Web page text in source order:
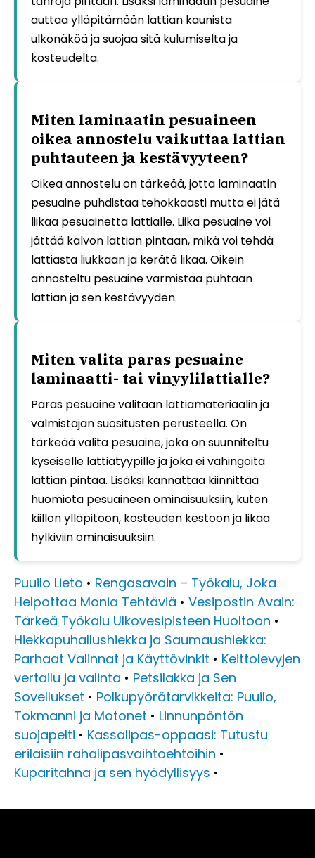
auttaa ylläpitämään lattian kaunista
ulkonäköä ja suojaa sitä kulumiselta ja
kosteudelta.
Miten laminaatin pesuaineen
oikea annostelu vaikuttaa lattian
puhtauteen ja kestävyyteen?
Oikea annostelu on tärkeää, jotta laminaatin
pesuaine puhdistaa tehokkaasti mutta ei jätä
liikaa pesuainetta lattialle. Liika pesuaine voi
jättää kalvon lattian pintaan, mikä voi tehdä
lattiasta liukkaan ja kerätä likaa. Oikein
annosteltu pesuaine varmistaa puhtaan
lattian ja sen kestävyyden.
Miten valita paras pesuaine
laminaatti- tai vinyylilattialle?
Paras pesuaine valitaan lattiamateriaalin ja
valmistajan suositusten perusteella. On
tärkeää valita pesuaine, joka on suunniteltu
kyseiselle lattiatyypille ja joka ei vahingoita
lattian pintaa. Lisäksi kannattaa kiinnittää
huomiota pesuaineen ominaisuuksiin, kuten
kiillon ylläpitoon, kosteuden kestoon ja likaa
hylkiviin ominaisuuksiin.
Puuilo Lieto • Rengasavain – Työkalu, Joka
Helpottaa Monia Tehtäviä • Vesipostin Avain:
Tärkeä Työkalu Ulkovesipisteen Huoltoon •
Hiekkapuhallushiekka ja Saumaushiekka:
Parhaat Valinnat ja Käyttövinkit • Keittolevyjen
vertailu ja valinta • Petsilakka ja Sen
Sovellukset • Polkupyörätarvikkeita: Puuilo,
Tokmanni ja Motonet • Linnunpöntön
suojapelti • Kassalipas-oppaasi: Tutustu
erilaisiin rahalipasvaihtoehtoihin •
Kuparitahna ja sen hyödyllisyys •